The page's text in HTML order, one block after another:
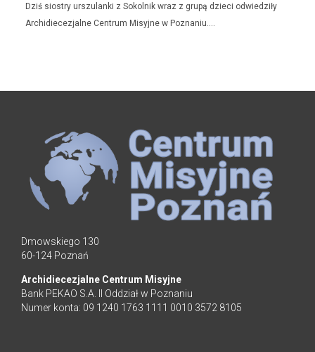
Dziś siostry urszulanki z Sokolnik wraz z grupą dzieci odwiedziły
Archidiecezjalne Centrum Misyjne w Poznaniu….
Dmowskiego 130
60-124 Poznań
Archidiecezjalne Centrum Misyjne
Bank PEKAO S.A. II Oddział w Poznaniu
Numer konta: 09 1240 1763 1111 0010 3572 8105